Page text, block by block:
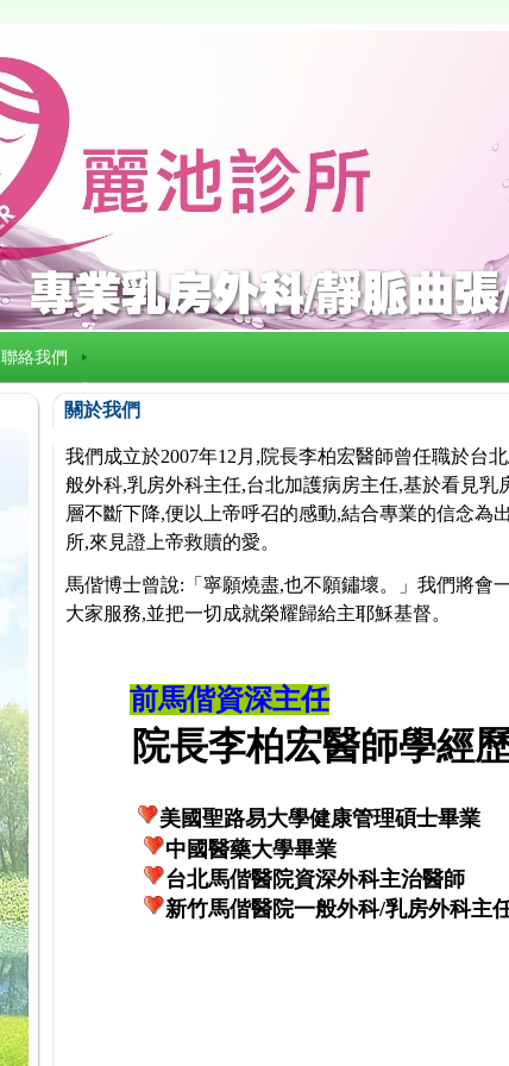
聯絡我們
關於我們
我們成立於2007年12月,院長李柏宏醫師曾任職於台
般外科,乳房外科主任,台北加護病房主任,基於看見乳
層不斷下降,便以上帝呼召的感動,結合專業的信念為
所,來見證上帝救贖的愛。
馬偕博士曾說:「寧願燒盡,也不願鏽壞。」我們將會
大家服務,並把一切成就榮耀歸給主耶穌基督。
前馬偕資深主任
院長李柏宏醫師學經
美國聖路易大學健康管理碩士畢業
中國醫藥大學畢業
台北馬偕醫院資深外科主治醫師
新竹馬偕醫院一般外科/乳房外科主